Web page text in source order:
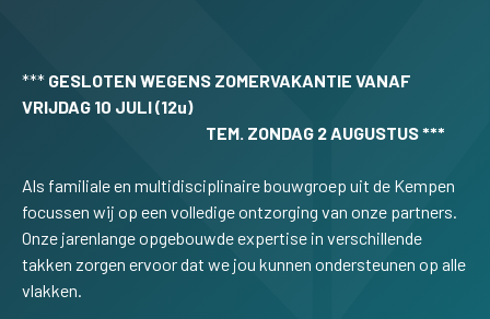
*** GESLOTEN WEGENS ZOMERVAKANTIE VANAF
VRIJDAG 10 JULI (12u)
TEM. ZONDAG 2 AUGUSTUS ***
Als familiale en multidisciplinaire bouwgroep uit de Kempen
focussen wij op een volledige ontzorging van onze partners.
Onze jarenlange opgebouwde expertise in verschillende
takken zorgen ervoor dat we jou kunnen ondersteunen op alle
vlakken.